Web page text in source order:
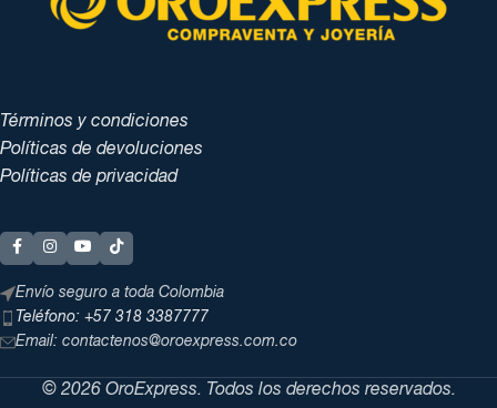
Términos y condiciones
Políticas de devoluciones
Políticas de privacidad
Envío seguro a toda Colombia
Teléfono: +57 318 3387777
Email: contactenos@oroexpress.com.co
© 2026 OroExpress. Todos los derechos reservados.